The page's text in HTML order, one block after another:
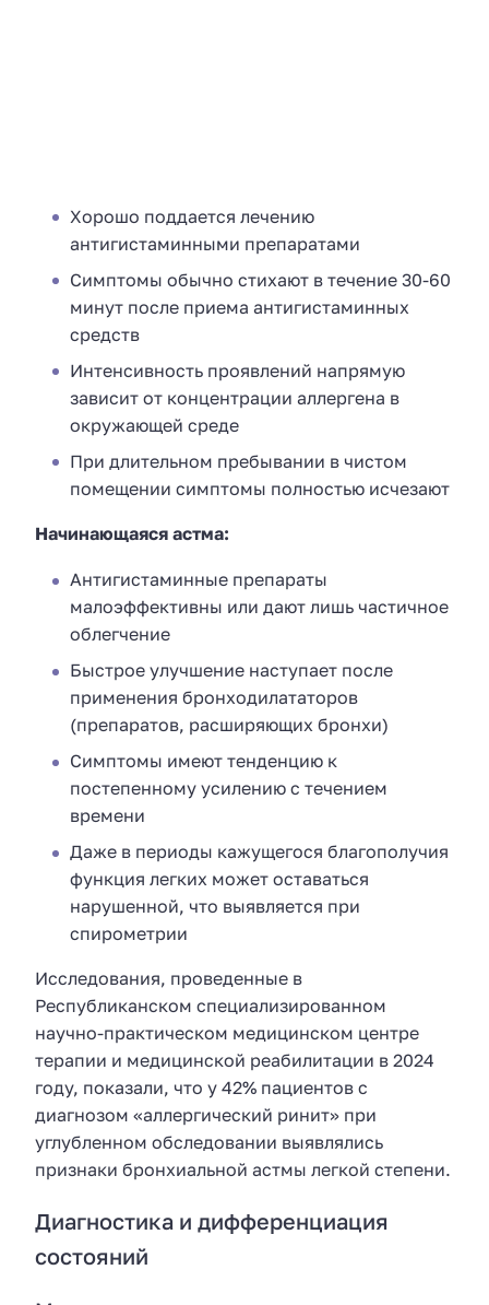
Хорошо поддается лечению
антигистаминными препаратами
Симптомы обычно стихают в течение 30-60
минут после приема антигистаминных
средств
Интенсивность проявлений напрямую
зависит от концентрации аллергена в
окружающей среде
При длительном пребывании в чистом
помещении симптомы полностью исчезают
Начинающаяся астма:
Антигистаминные препараты
малоэффективны или дают лишь частичное
облегчение
Быстрое улучшение наступает после
применения бронходилататоров
(препаратов, расширяющих бронхи)
Симптомы имеют тенденцию к
постепенному усилению с течением
времени
Даже в периоды кажущегося благополучия
функция легких может оставаться
нарушенной, что выявляется при
спирометрии
Исследования, проведенные в
Республиканском специализированном
научно-практическом медицинском центре
терапии и медицинской реабилитации в 2024
году, показали, что у 42% пациентов с
диагнозом «аллергический ринит» при
углубленном обследовании выявлялись
признаки бронхиальной астмы легкой степени.
Диагностика и дифференциация
состояний